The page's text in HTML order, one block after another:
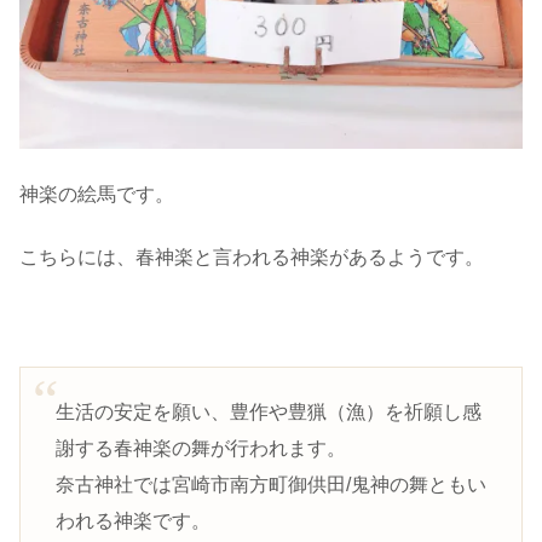
神楽の絵馬です。
こちらには、春神楽と言われる神楽があるようです。
生活の安定を願い、豊作や豊猟（漁）を祈願し感
謝する春神楽の舞が行われます。
奈古神社では宮崎市南方町御供田/鬼神の舞ともい
われる神楽です。